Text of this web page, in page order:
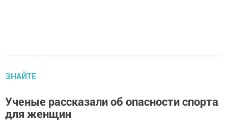
ЗНАЙТЕ
Ученые рассказали об опасности спорта
для женщин